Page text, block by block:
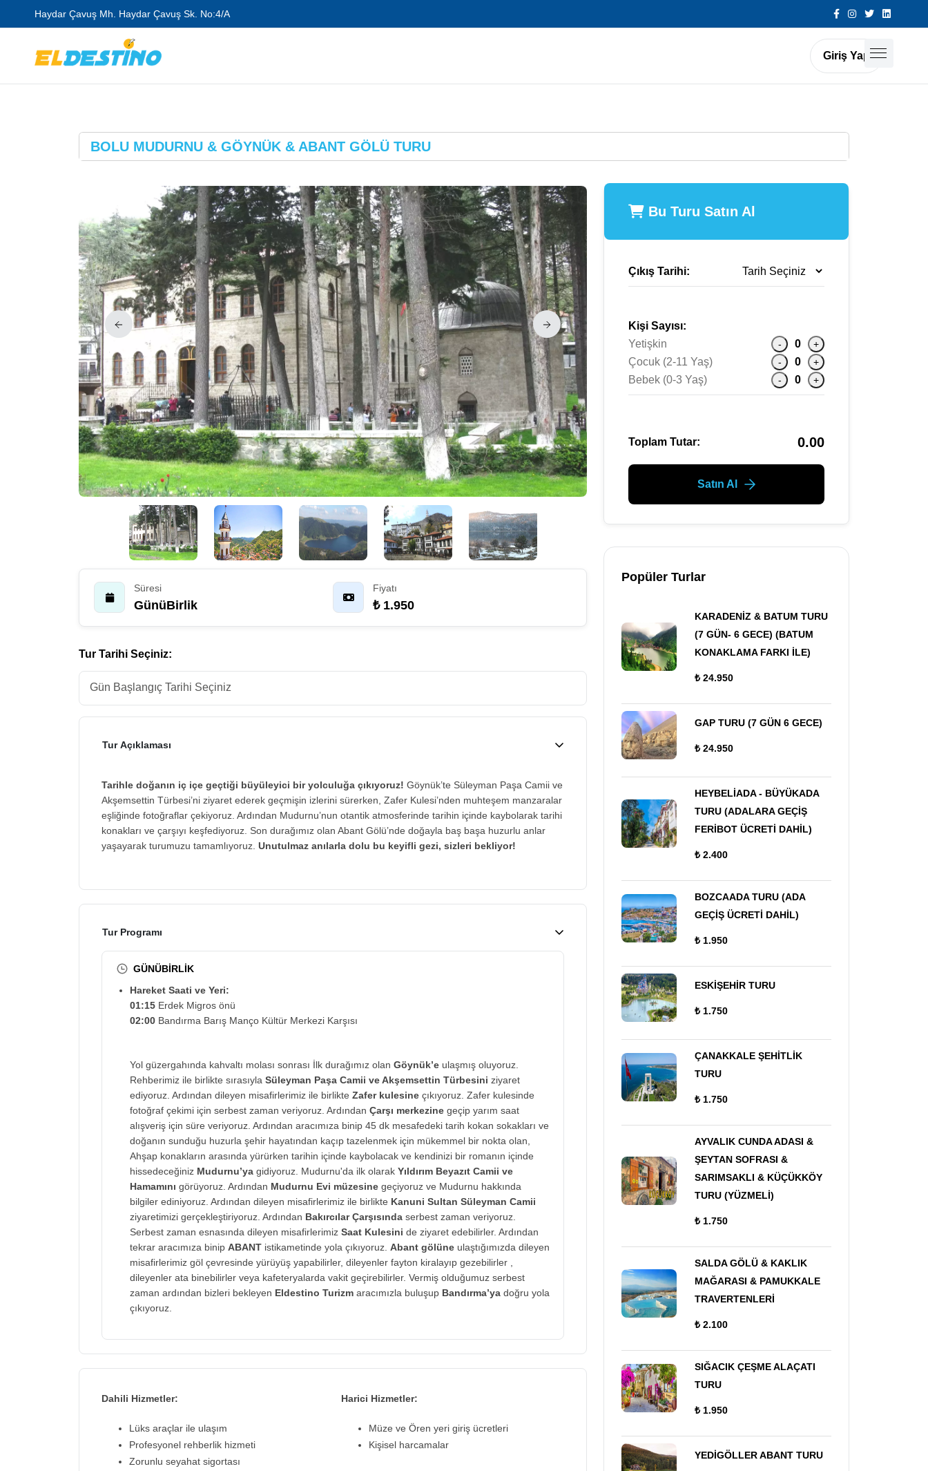
Haydar Çavuş Mh. Haydar Çavuş Sk. No:4/A
Giriş Yap
BOLU MUDURNU & GÖYNÜK & ABANT GÖLÜ TURU
Süresi
GünüBirlik
Fiyatı
₺ 1.950
Tur Tarihi Seçiniz:
Tur Açıklaması
Tarihle doğanın iç içe geçtiği büyüleyici bir yolculuğa çıkıyoruz! Göynük’te Süleyman Paşa Camii ve
Akşemsettin Türbesi’ni ziyaret ederek geçmişin izlerini sürerken, Zafer Kulesi’nden muhteşem manzaralar
eşliğinde fotoğraflar çekiyoruz. Ardından Mudurnu’nun otantik atmosferinde tarihin içinde kaybolarak tarihi
konakları ve çarşıyı keşfediyoruz. Son durağımız olan Abant Gölü’nde doğayla baş başa huzurlu anlar
yaşayarak turumuzu tamamlıyoruz. Unutulmaz anılarla dolu bu keyifli gezi, sizleri bekliyor!
Tur Programı
GÜNÜBİRLİK
Hareket Saati ve Yeri:
01:15 Erdek Migros önü
02:00 Bandırma Barış Manço Kültür Merkezi Karşısı
Yol güzergahında kahvaltı molası sonrası İlk durağımız olan Göynük’e ulaşmış oluyoruz.
Rehberimiz ile birlikte sırasıyla Süleyman Paşa Camii ve Akşemsettin Türbesini ziyaret
ediyoruz. Ardından dileyen misafirlerimiz ile birlikte Zafer kulesine çıkıyoruz. Zafer kulesinde
fotoğraf çekimi için serbest zaman veriyoruz. Ardından Çarşı merkezine geçip yarım saat
alışveriş için süre veriyoruz. Ardından aracımıza binip 45 dk mesafedeki tarih kokan sokakları ve
doğanın sunduğu huzurla şehir hayatından kaçıp tazelenmek için mükemmel bir nokta olan,
Ahşap konakların arasında yürürken tarihin içinde kaybolacak ve kendinizi bir romanın içinde
hissedeceğiniz Mudurnu’ya gidiyoruz. Mudurnu'da ilk olarak Yıldırım Beyazıt Camii ve
Hamamını görüyoruz. Ardından Mudurnu Evi müzesine geçiyoruz ve Mudurnu hakkında
bilgiler ediniyoruz. Ardından dileyen misafirlerimiz ile birlikte Kanuni Sultan Süleyman Camii
ziyaretimizi gerçekleştiriyoruz. Ardından Bakırcılar Çarşısında serbest zaman veriyoruz.
Serbest zaman esnasında dileyen misafirlerimiz Saat Kulesini de ziyaret edebilirler. Ardından
tekrar aracımıza binip ABANT istikametinde yola çıkıyoruz. Abant gölüne ulaştığımızda dileyen
misafirlerimiz göl çevresinde yürüyüş yapabilirler, dileyenler fayton kiralayıp gezebilirler ,
dileyenler ata binebilirler veya kafeteryalarda vakit geçirebilirler. Vermiş olduğumuz serbest
zaman ardından bizleri bekleyen Eldestino Turizm aracımızla buluşup Bandırma’ya doğru yola
çıkıyoruz.
Dahili Hizmetler:
Lüks araçlar ile ulaşım
Profesyonel rehberlik hizmeti
Zorunlu seyahat sigortası
Harici Hizmetler:
Müze ve Ören yeri giriş ücretleri
Kişisel harcamalar
Bu Turu Satın Al
Çıkış Tarihi:
Kişi Sayısı:
Yetişkin
- 0 +
Çocuk (2-11 Yaş) - 0 +
Bebek (0-3 Yaş) - 0 +
Toplam Tutar: 0.00
Satın Al
Popüler Turlar
KARADENİZ & BATUM TURU
(7 GÜN- 6 GECE) (BATUM
KONAKLAMA FARKI İLE)
₺ 24.950
GAP TURU (7 GÜN 6 GECE)
₺ 24.950
HEYBELİADA - BÜYÜKADA
TURU (ADALARA GEÇİŞ
FERİBOT ÜCRETİ DAHİL)
₺ 2.400
BOZCAADA TURU (ADA
GEÇİŞ ÜCRETİ DAHİL)
₺ 1.950
ESKİŞEHİR TURU
₺ 1.750
ÇANAKKALE ŞEHİTLİK
TURU
₺ 1.750
AYVALIK CUNDA ADASI &
ŞEYTAN SOFRASI &
SARIMSAKLI & KÜÇÜKKÖY
TURU (YÜZMELİ)
₺ 1.750
SALDA GÖLÜ & KAKLIK
MAĞARASI & PAMUKKALE
TRAVERTENLERİ
₺ 2.100
SIĞACIK ÇEŞME ALAÇATI
TURU
₺ 1.950
YEDİGÖLLER ABANT TURU